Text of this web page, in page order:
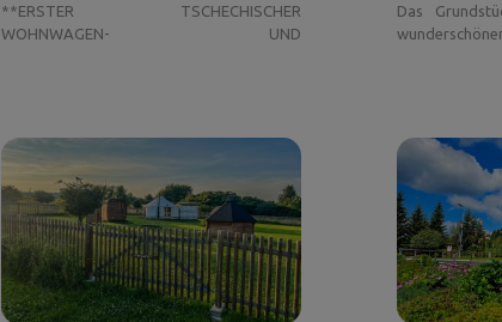
**ERSTER TSCHECHISCHER
WOHNWAGEN- UND
Das